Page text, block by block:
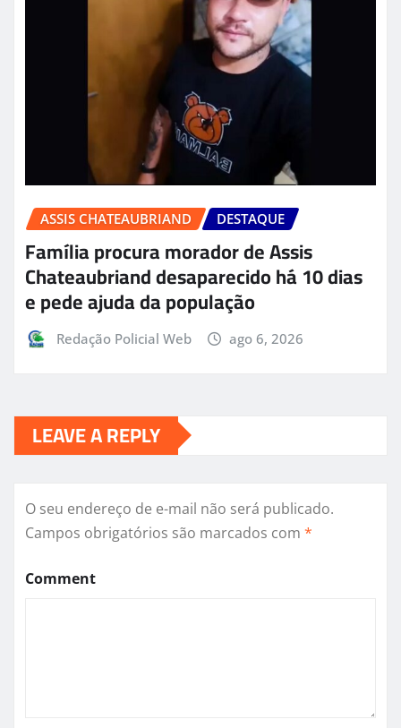
ASSIS CHATEAUBRIAND DESTAQUE
Família procura morador de Assis
Chateaubriand desaparecido há 10 dias
e pede ajuda da população
Redação Policial Web ago 6, 2026
LEAVE A REPLY
O seu endereço de e-mail não será publicado.
Campos obrigatórios são marcados com *
Comment